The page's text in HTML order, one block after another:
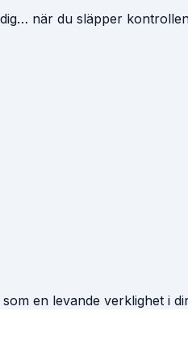
när du släpper
en levande verklighet i